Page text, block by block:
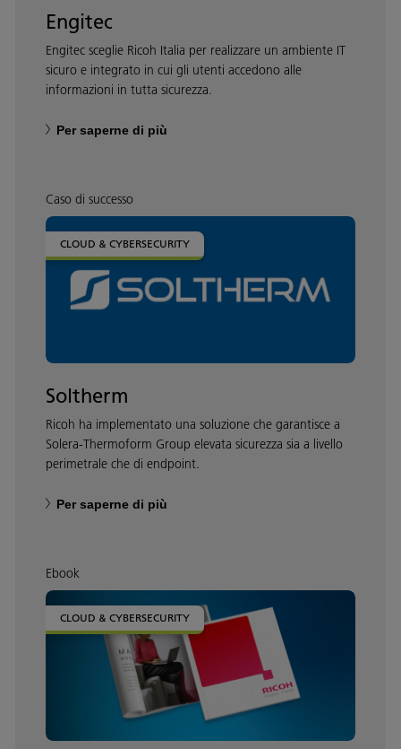
Engitec
Engitec sceglie Ricoh Italia per realizzare un ambiente IT
sicuro e integrato in cui gli utenti accedono alle
informazioni in tutta sicurezza.
Per saperne di più
Caso di successo
CLOUD & CYBERSECURITY
Soltherm
Ricoh ha implementato una soluzione che garantisce a
Solera-Thermoform Group elevata sicurezza sia a livello
perimetrale che di endpoint.
Per saperne di più
Ebook
CLOUD & CYBERSECURITY